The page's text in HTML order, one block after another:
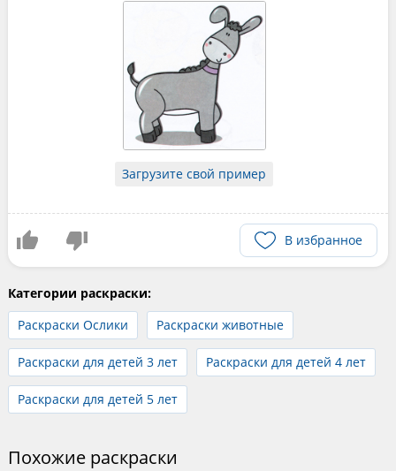
Загрузите свой пример
В избранное
Категории раскраски:
Раскраски Ослики
Раскраски животные
Раскраски для детей 3 лет Раскраски для детей 4 лет
Раскраски для детей 5 лет
Похожие раскраски